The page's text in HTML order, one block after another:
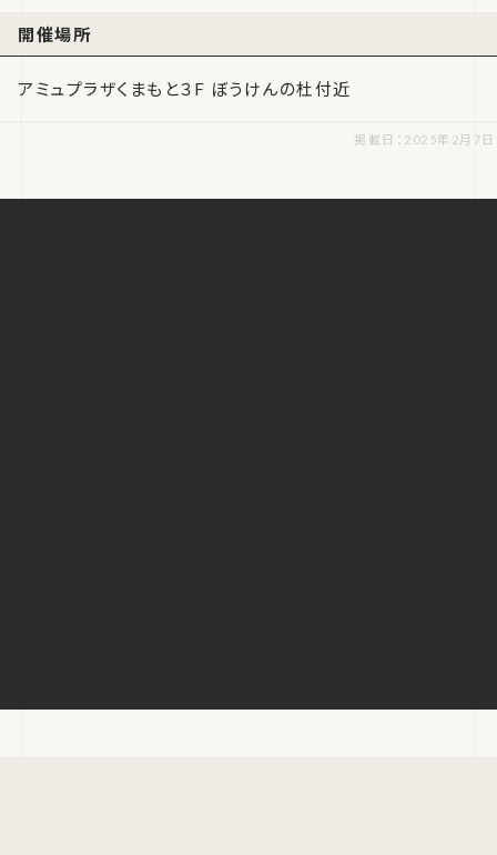
開催場所
アミュプラザくまもと３F ぼうけんの杜付近
掲載日：2025年2月7日